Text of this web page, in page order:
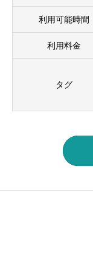
利用可能時間
利用料金
タグ